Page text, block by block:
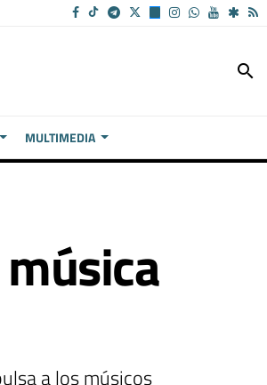
search
MULTIMEDIA
a los músicos